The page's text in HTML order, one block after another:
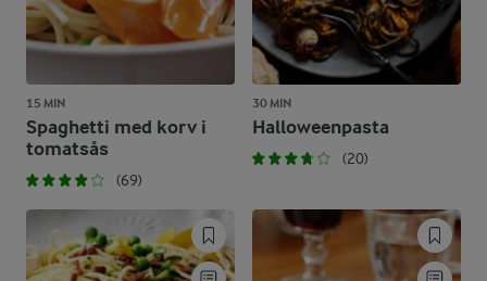
15 MIN
Spaghetti med korv i
tomatsås
(69)
30 MIN
Halloweenpasta
(20)